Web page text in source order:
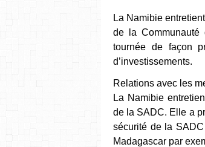
La Namibie
de la Communauté
tournée de façon
d’investissements.
Relations avec les
La Namibie
de la SADC. Elle a
sécurité de la
Madagascar par